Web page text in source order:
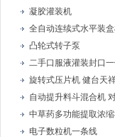
凝胶灌装机
全自动连续式水平装
凸轮式转子泵
二手口服液灌装封口
旋转式压片机 健台天
自动提升料斗混合机
中草药多功能提取浓缩
电子数粒机一条线